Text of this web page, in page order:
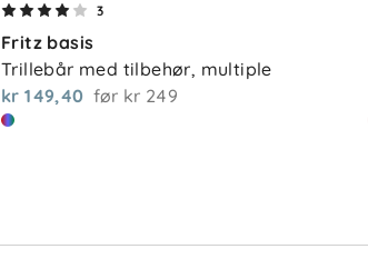
3
Fritz basis
Trillebår med tilbehør, multiple
kr 149,40 før kr 249